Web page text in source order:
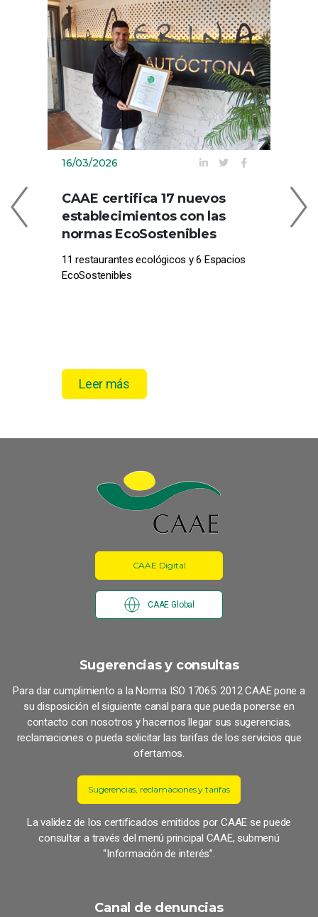
16/03/2026
CAAE certifica 17 nuevos
establecimientos con las
normas EcoSostenibles
11 restaurantes ecológicos y 6 Espacios
EcoSostenibles
Leer más
Sugerencias y consultas
Para dar cumplimiento a la Norma ISO 17065: 2012 CAAE pone a
su disposición el siguiente canal para que pueda ponerse en
contacto con nosotros y hacernos llegar sus sugerencias,
reclamaciones o pueda solicitar las tarifas de los servicios que
ofertamos.
Sugerencias, reclamaciones y tarifas
La validez de los certificados emitidos por CAAE se puede
consultar a través del menú principal CAAE, submenú
“Información de interés”.
Canal de denuncias
CAAE Digital
CAAE Global